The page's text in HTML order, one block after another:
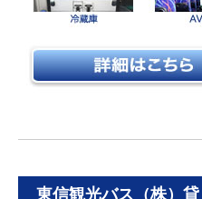
東信観光バス（株）